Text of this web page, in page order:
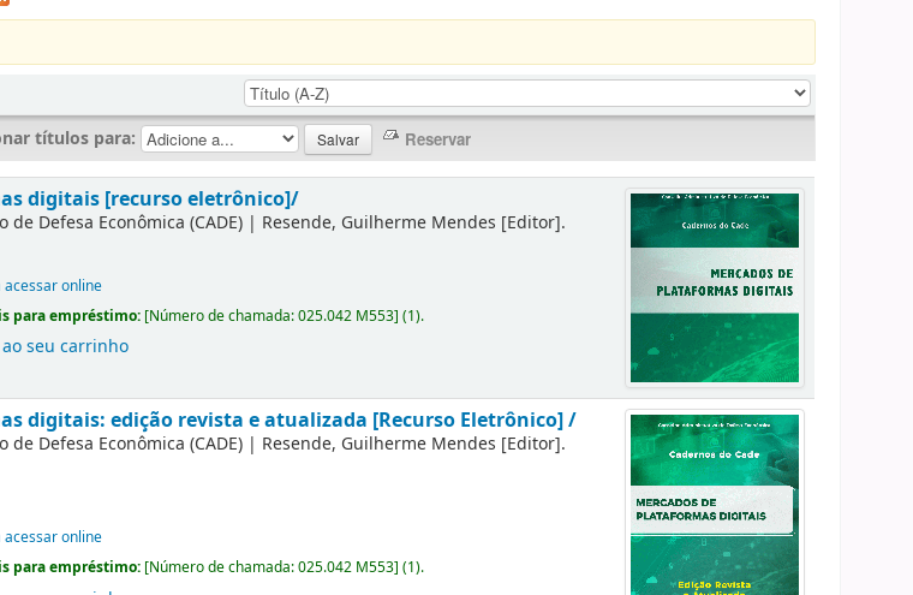
títulos para:
digitais [recurso eletrônico]/
Defesa Econômica (CADE) | Resende, Guilherme Mendes [Editor].
online
para empréstimo: [Número de chamada:025.042 M553](1).
seu carrinho
digitais: edição revista e atualizada [Recurso Eletrônico] /
Defesa Econômica (CADE) | Resende, Guilherme Mendes [Editor].
online
para empréstimo: [Número de chamada:025.042 M553](1).